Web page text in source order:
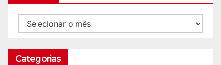
Categorias